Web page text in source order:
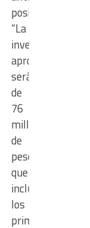
posible.
“La
inversión
aproximada
será
de
76
millones
de
pesos,
que
incluyen
los
primeros